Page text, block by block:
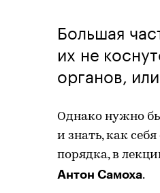
Большая
их не
органов,
Однако нужно
и знать, как
порядка, в
Антон Самоха.